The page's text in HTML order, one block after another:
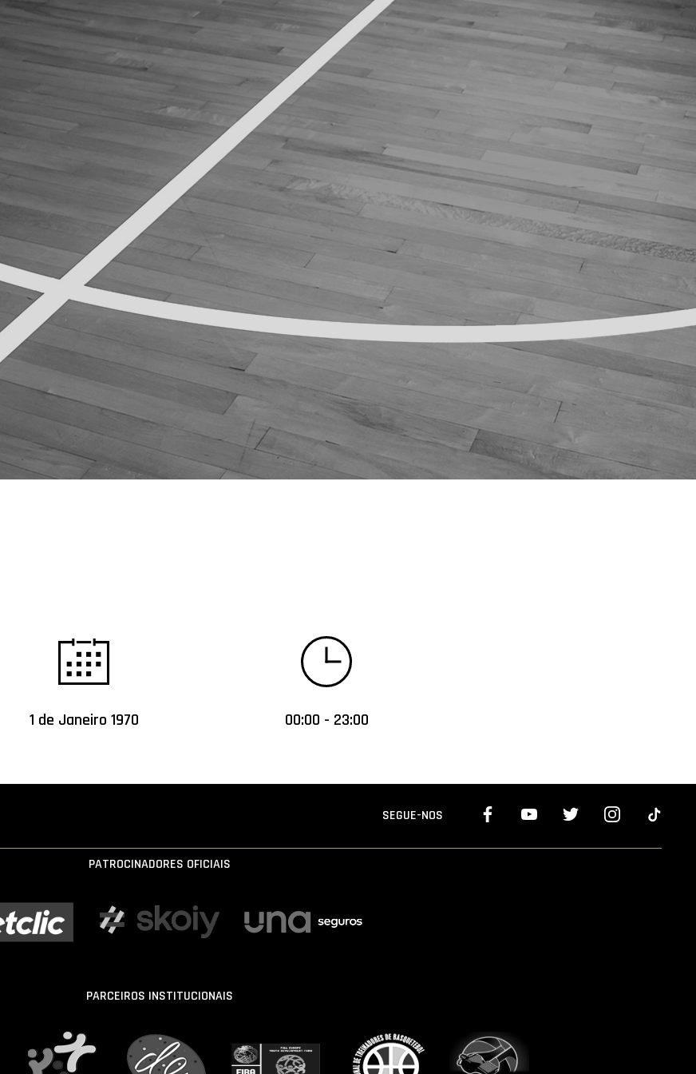
1 de Janeiro 1970 00:00 - 23:00
SEGUE-NOS
PATROCINADORES OFICIAIS
PARCEIROS INSTITUCIONAIS